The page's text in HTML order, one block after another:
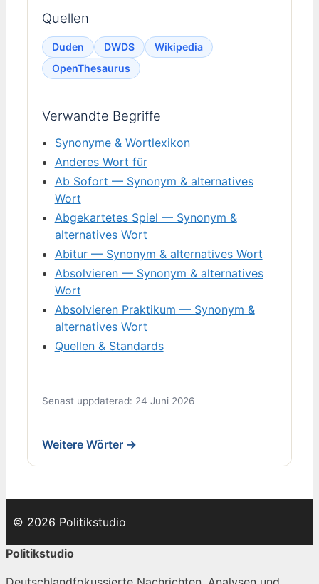
Quellen
Duden DWDS
Wikipedia
OpenThesaurus
Verwandte Begriffe
Synonyme & Wortlexikon
Anderes Wort für
Ab Sofort — Synonym & alternatives
Wort
Abgekartetes Spiel — Synonym &
alternatives Wort
Abitur — Synonym & alternatives Wort
Absolvieren — Synonym & alternatives
Wort
Absolvieren Praktikum — Synonym &
alternatives Wort
Quellen & Standards
Senast uppdaterad: 24 Juni 2026
Weitere Wörter →
© 2026 Politikstudio
Politikstudio